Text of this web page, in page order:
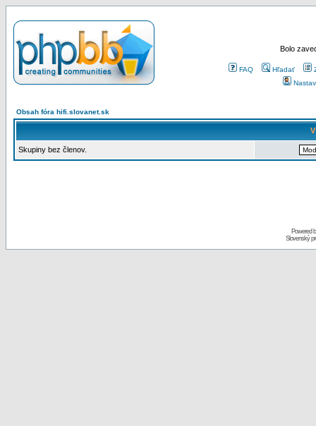
Bolo
FAQ Hľadať
Obsah fóra hifi.slovanet.sk
Skupiny bez členov.
Powered
Slovenský